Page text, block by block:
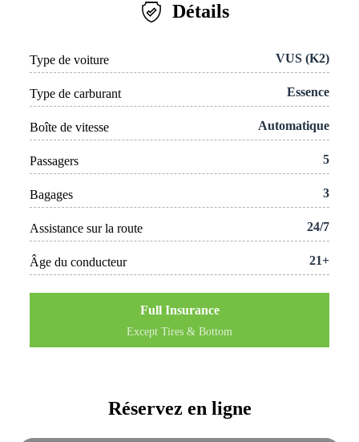
Détails
Type de voiture VUS (K2)
Type de carburant Essence
Boîte de vitesse Automatique
Passagers 5
Bagages 3
Assistance sur la route 24/7
Âge du conducteur 21+
Full Insurance
Except Tires & Bottom
Réservez en ligne